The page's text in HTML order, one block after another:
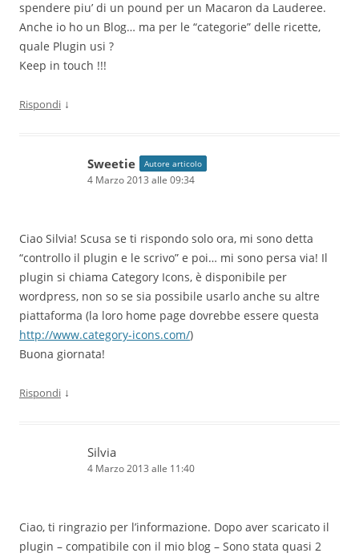
spendere piu’ di un pound per un Macaron da Lauderee.
Anche io ho un Blog… ma per le “categorie” delle ricette,
quale Plugin usi ?
Keep in touch !!!
Rispondi ↓
Sweetie Autore articolo
4 Marzo 2013 alle 09:34
Ciao Silvia! Scusa se ti rispondo solo ora, mi sono detta
“controllo il plugin e le scrivo” e poi… mi sono persa via! Il
plugin si chiama Category Icons, è disponibile per
wordpress, non so se sia possibile usarlo anche su altre
piattaforma (la loro home page dovrebbe essere questa
http://www.category-icons.com/)
Buona giornata!
Rispondi ↓
Silvia
4 Marzo 2013 alle 11:40
Ciao, ti ringrazio per l’informazione. Dopo aver scaricato il
plugin – compatibile con il mio blog – Sono stata quasi 2